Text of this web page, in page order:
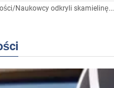
/Naukowcy odkryli skamielinę...